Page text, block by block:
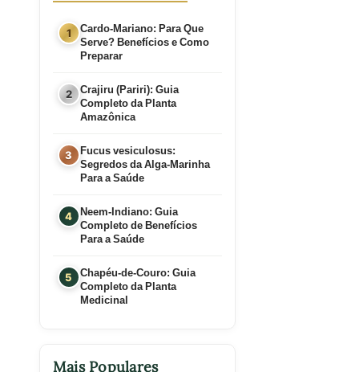
Cardo-Mariano: Para Que
Serve? Benefícios e Como
Preparar
Crajiru (Pariri): Guia
Completo da Planta
Amazônica
Fucus vesiculosus:
Segredos da Alga-Marinha
Para a Saúde
Neem-Indiano: Guia
Completo de Benefícios
Para a Saúde
Chapéu-de-Couro: Guia
Completo da Planta
Medicinal
Mais Populares